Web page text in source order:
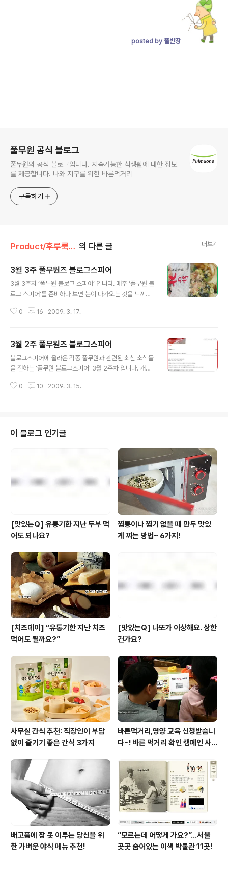
posted by 풀반장
풀무원 공식 블로그
풀무원의 공식 블로그입니다. 지속가능한 식생활에 대한 정보
를 제공합니다. 나와 지구를 위한 바른먹거리
구독하기
Product/후루룩! 라면데이 의 다른 글 더보기
3월 3주 풀무원즈 블로그스피어
3월 3주차 ‘풀무원 블로그 스피어’ 입니다. 매주 ‘풀무원 블
로그 스피어’를 준비하다 보면 봄이 다가오는 것을 느끼게
가요 @.@) 하지만 저 풀반장의 마음은 따뜻합니다. 저희
는 시간을 보내신 블로거 님들의 소식을 전해 드립니다. 팝
콘여우 님 톡톡튀는 닉네임의 팝콘여우 님께서 가쓰오 우
동에 대한 리뷰를 올려주셨습니다. 요리과정 틈틈히 사진
다. 국물과 면발이 최고였다는 후기에 저 풀반장은 기분이
0 16 2009. 3. 17.
3월 2주 풀무원즈 블로그스피어
블로그스피어에 올라온 각종 풀무원과 관련된 최신 소식들
을 전하는 ’풀무원 블로그스피어’ 3월 2주차 입니다. 개인
하나 있습니다. 블로그스피어 상에서의 활동량이 예전에
다. 눈팅만 할 때도 있지만 댓글을 통해 자취를 남기는 경우
도 상당히 많아진 것 같습니다. 그래서 요즘엔 댓글을 달며
‘주부님들과 수다 떠는 느낌’을 느끼기도 한답니다. (흠흠
정체성의 혼란이..ㅋ) 여튼 저의 블로그스피어 상에서의 활
동폭을 넓혀준 ‘풀무원 블로그스피어’ 앞으로도 쭉~ 계속
됩니다. 지켜봐 주세요. 그럼 3월 ..
0 10 2009. 3. 15.
이 블로그 인기글
[맛있는Q] 유통기한 지난 두부 먹
어도 되나요?
찜통이나 찜기 없을 때 만두 맛있
게 찌는 방법~ 6가지!
[치즈데이] “유통기한 지난 치즈
먹어도 될까요?”
[맛있는Q] 나또가 이상해요. 상한
건가요?
사무실 간식 추천: 직장인이 부담
없이 즐기기 좋은 간식 3가지
바른먹거리,영양 교육 신청받습니
다~! 바른 먹거리 확인 캠페인 사
배고픔에 잠 못 이루는 당신을 위
한 가벼운 야식 메뉴 추천!
“모르는데 어떻게 가요?”...서울
곳곳 숨어있는 이색 박물관 11곳!